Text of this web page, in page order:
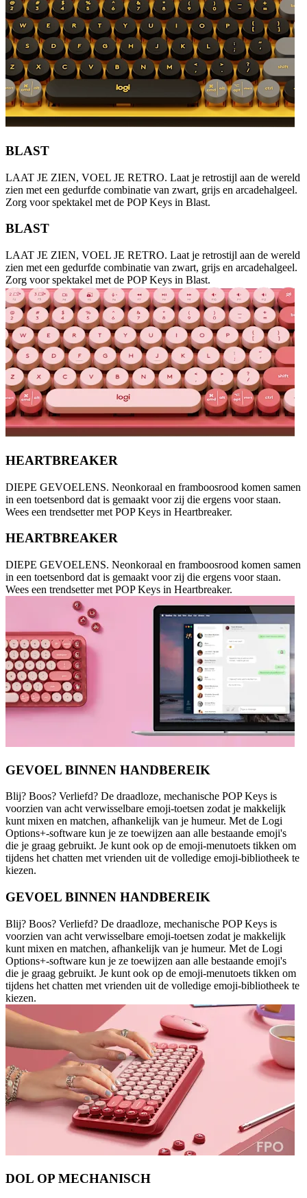
BLAST
LAAT JE ZIEN, VOEL JE RETRO. Laat je retrostijl aan de wereld
zien met een gedurfde combinatie van zwart, grijs en arcadehalgeel.
Zorg voor spektakel met de POP Keys in Blast.
BLAST
LAAT JE ZIEN, VOEL JE RETRO. Laat je retrostijl aan de wereld
zien met een gedurfde combinatie van zwart, grijs en arcadehalgeel.
Zorg voor spektakel met de POP Keys in Blast.
HEARTBREAKER
DIEPE GEVOELENS. Neonkoraal en framboosrood komen samen
in een toetsenbord dat is gemaakt voor zij die ergens voor staan.
Wees een trendsetter met POP Keys in Heartbreaker.
HEARTBREAKER
DIEPE GEVOELENS. Neonkoraal en framboosrood komen samen
in een toetsenbord dat is gemaakt voor zij die ergens voor staan.
Wees een trendsetter met POP Keys in Heartbreaker.
GEVOEL BINNEN HANDBEREIK
Blij? Boos? Verliefd? De draadloze, mechanische POP Keys is
voorzien van acht verwisselbare emoji-toetsen zodat je makkelijk
kunt mixen en matchen, afhankelijk van je humeur. Met de Logi
Options+-software kun je ze toewijzen aan alle bestaande emoji's
die je graag gebruikt. Je kunt ook op de emoji-menutoets tikken om
tijdens het chatten met vrienden uit de volledige emoji-bibliotheek te
kiezen.
GEVOEL BINNEN HANDBEREIK
Blij? Boos? Verliefd? De draadloze, mechanische POP Keys is
voorzien van acht verwisselbare emoji-toetsen zodat je makkelijk
kunt mixen en matchen, afhankelijk van je humeur. Met de Logi
Options+-software kun je ze toewijzen aan alle bestaande emoji's
die je graag gebruikt. Je kunt ook op de emoji-menutoets tikken om
tijdens het chatten met vrienden uit de volledige emoji-bibliotheek te
kiezen.
DOL OP MECHANISCH